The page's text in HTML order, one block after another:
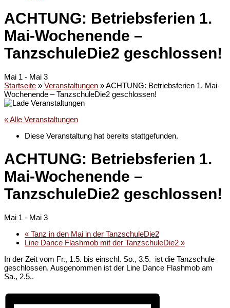
ACHTUNG: Betriebsferien 1.
Mai-Wochenende –
TanzschuleDie2 geschlossen!
Mai 1 - Mai 3
Startseite » Veranstaltungen »ACHTUNG: Betriebsferien 1. Mai-
Wochenende – TanzschuleDie2 geschlossen!
« Alle Veranstaltungen
Diese Veranstaltung hat bereits stattgefunden.
ACHTUNG: Betriebsferien 1.
Mai-Wochenende –
TanzschuleDie2 geschlossen!
Mai 1 - Mai 3
« Tanz in den Mai in der TanzschuleDie2
Line Dance Flashmob mit der TanzschuleDie2 »
In der Zeit vom Fr., 1.5. bis einschl. So., 3.5. ist die Tanzschule
geschlossen. Ausgenommen ist der Line Dance Flashmob am
Sa., 2.5..